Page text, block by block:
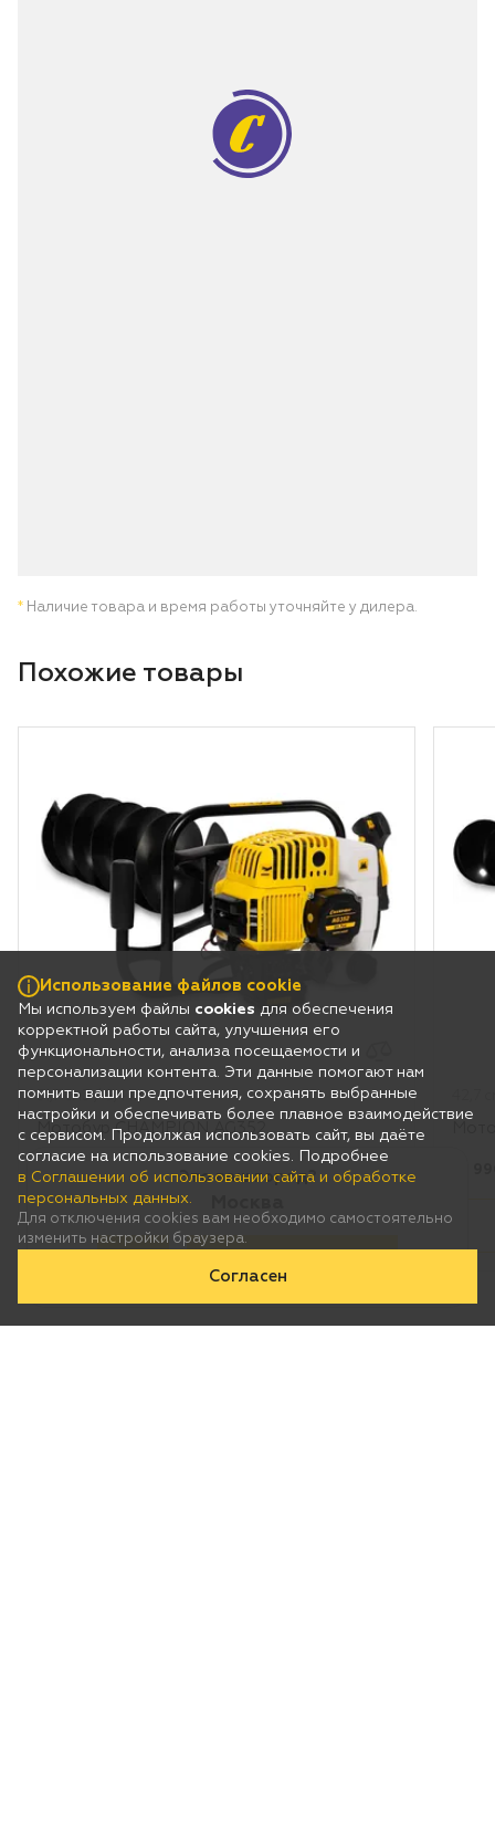
Это ваш город?
* Наличие товара и время работы уточняйте у дилера.
Похожие товары
51,7 см3 / 9,4 кг
Мотобур CHAMPION AG352
Цена:
16 490 ₽ рублей
В корзину
Использование файлов cookie
Мы используем файлы cookies для обеспечения
корректной работы сайта, улучшения его
функциональности, анализа посещаемости и
персонализации контента. Эти данные помогают нам
помнить ваши предпочтения, сохранять выбранные
настройки и обеспечивать более плавное взаимодействие
с сервисом. Продолжая использовать сайт, вы даёте
согласие на использование cookies. Подробнее
в Соглашении об использовании сайта и обработке
персональных данных.
Для отключения cookies вам необходимо самостоятельно
изменить настройки браузера.
Согласен